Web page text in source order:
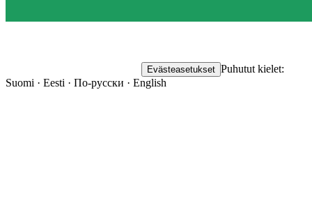
Evästeasetukset Puhutut kielet:
Suomi · Eesti · По-русски · English